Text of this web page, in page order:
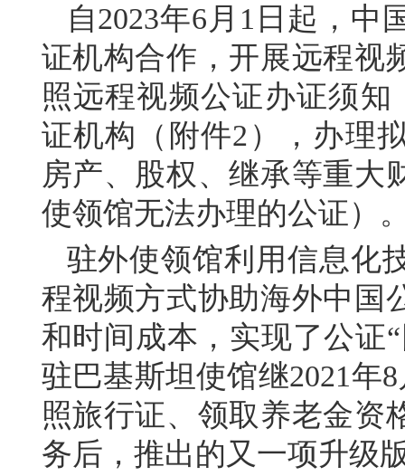
自2023年6月1日起，中
证机构合作，开展远程视
照远程视频公证办证须
证机构（附件2），办理
房产、股权、继承等重大
使领馆无法办理的公证）
驻外使领馆利用信息化
程视频方式协助海外中国
和时间成本，实现了公证
驻巴基斯坦使馆继2021年
照旅行证、领取养老金资
务后，推出的又一项升级